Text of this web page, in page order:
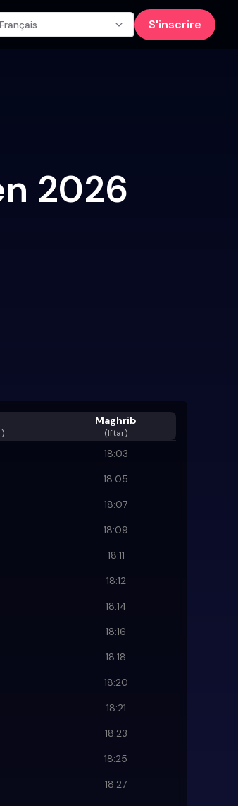
S'inscrire
2026
)
Maghrib
(Iftar)
18:03
18:05
18:07
18:09
18:11
18:12
18:14
18:16
18:18
18:20
18:21
18:23
18:25
18:27